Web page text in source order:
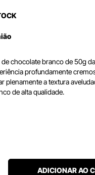
chocolate branco de 50g
profundamente
plenamente a textura
de alta qualidade.
ADICIONAR AO